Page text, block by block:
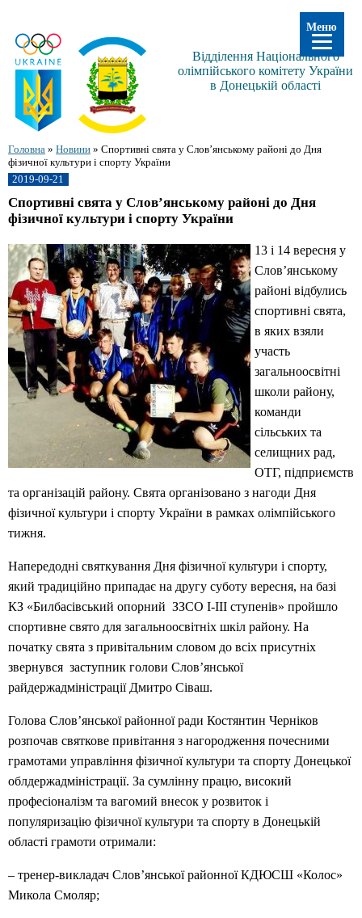
Відділення Національного
олімпійського комітету України
в Донецькій області
Головна » Новини » Спортивні свята у Слов’янському районі до Дня
фізичної культури і спорту України
2019-09-21
Спортивні свята у Слов’янському районі до Дня
фізичної культури і спорту України
13 і 14 вересня у
Слов’янському
районі відбулись
спортивні свята,
в яких взяли
участь
загальноосвітні
школи району,
команди
сільських та
селищних рад,
ОТГ, підприємств
та організацій району. Свята організовано з нагоди Дня
фізичної культури і спорту України в рамках олімпійського
тижня.
Напередодні святкування Дня фізичної культури і спорту,
який традиційно припадає на другу суботу вересня, на базі
КЗ «Билбасівський опорний ЗЗСО І-ІІІ ступенів» пройшло
спортивне свято для загальноосвітніх шкіл району. На
початку свята з привітальним словом до всіх присутніх
звернувся заступник голови Слов’янської
райдержадміністрації Дмитро Сіваш.
Голова Слов’янської районної ради Костянтин Черніков
розпочав святкове привітання з нагородження почесними
грамотами управління фізичної культури та спорту Донецької
облдержадміністрації. За сумлінну працю, високий
професіоналізм та вагомий внесок у розвиток і
популяризацію фізичної культури та спорту в Донецькій
області грамоти отримали:
– тренер-викладач Слов’янської районної КДЮСШ «Колос»
Микола Смоляр;
Меню